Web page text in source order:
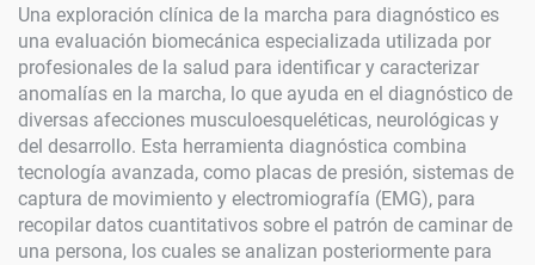
Una exploración clínica de la marcha para diagnóstico es
una evaluación biomecánica especializada utilizada por
profesionales de la salud para identificar y caracterizar
anomalías en la marcha, lo que ayuda en el diagnóstico de
diversas afecciones musculoesqueléticas, neurológicas y
del desarrollo. Esta herramienta diagnóstica combina
tecnología avanzada, como placas de presión, sistemas de
captura de movimiento y electromiografía (EMG), para
recopilar datos cuantitativos sobre el patrón de caminar de
una persona, los cuales se analizan posteriormente para